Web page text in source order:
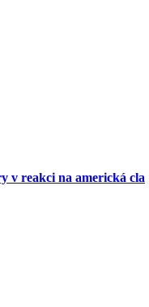
v reakci na americká cla